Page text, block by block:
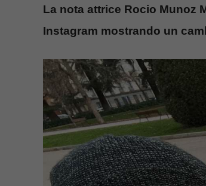
La nota attrice Rocio Munoz
Instagram mostrando un